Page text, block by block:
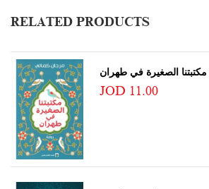
RELATED PRODUCTS
مكتبتنا الصغيرة في طهران
JOD 11.00